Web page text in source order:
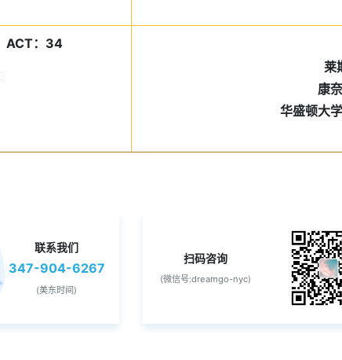
ACT：34
莱
康
华盛顿大
联系我们
347-904-6267
(美东时间)
扫码咨询
(微信号:dreamgo-nyc)